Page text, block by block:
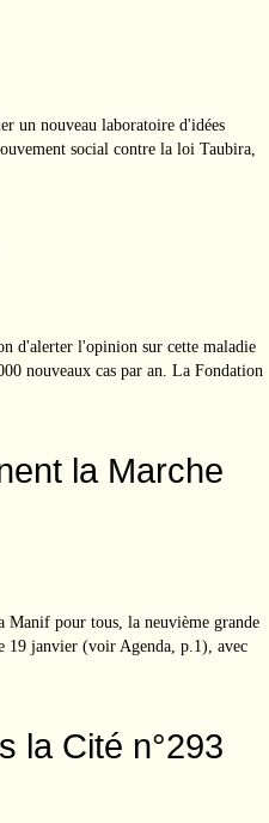
un nouveau laboratoire d'idées
social contre la loi Taubira,
d'alerter l'opinion sur cette maladie
nouveaux cas par an. La Fondation
la Marche
Manif pour tous, la neuvième grande
19 janvier (voir Agenda, p.1), avec
la Cité n°293